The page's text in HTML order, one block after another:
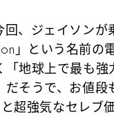
、ジェイソンが
」という名前の
「地球上で最も強
だそうで、お値段
超強気なセレブ価